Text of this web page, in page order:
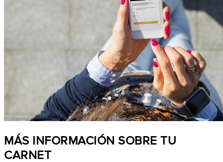
MÁS INFORMACIÓN SOBRE TU
CARNET